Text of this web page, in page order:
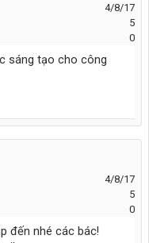
4/8/17
5
0
sáng tạo cho công
4/8/17
5
0
đến nhé các bác!